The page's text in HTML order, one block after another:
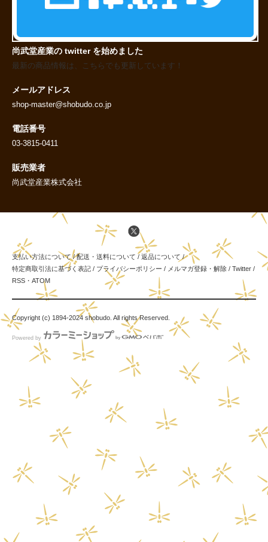
尚武堂産業の twitter を始めました
最新の商品情報は、こちらでも更新しています！
メールアドレス
shop-master@shobudo.co.jp
電話番号
03-3815-0411
販売業者
尚武堂産業株式会社
支払い方法について/ 配送・送料について / 返品について /
特定商取引法に基づく表記 / プライバシーポリシー / メルマガ登録・解除 / Twitter /
RSS ・ ATOM
Copyright (c) 1894-2024 shobudo. All rights Reserved.
Powered by